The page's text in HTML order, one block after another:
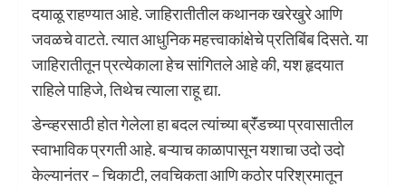
दयाळू राहण्यात आहे. जाहिरातीतील कथानक खरेखुरे आणि
जवळचे वाटते. त्यात आधुनिक महत्त्वाकांक्षेचे प्रतिबिंब दिसते. या
जाहिरातीतून प्रत्येकाला हेच सांगितले आहे की, यश हृदयात
राहिले पाहिजे, तिथेच त्याला राहू द्या.
डेन्व्हरसाठी होत गेलेला हा बदल त्यांच्या ब्रॅंडच्या प्रवासातील
स्वाभाविक प्रगती आहे. बऱ्याच काळापासून यशाचा उदो उदो
केल्यानंतर – चिकाटी, लवचिकता आणि कठोर परिश्रमातून